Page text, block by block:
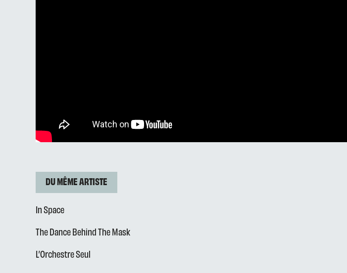
DU MÊME ARTISTE
In Space
The Dance Behind The Mask
L’Orchestre Seul